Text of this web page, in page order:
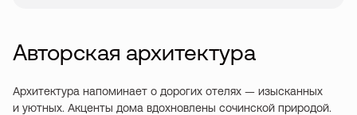
Авторская архитектура
Архитектура напоминает о дорогих отелях — изысканных
и уютных. Акценты дома вдохновлены сочинской природой.